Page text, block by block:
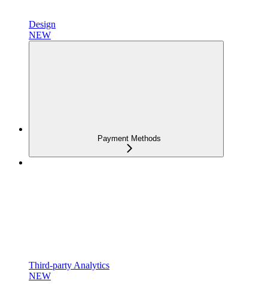
Design
NEW
Payment Methods
Third-party Analytics
NEW